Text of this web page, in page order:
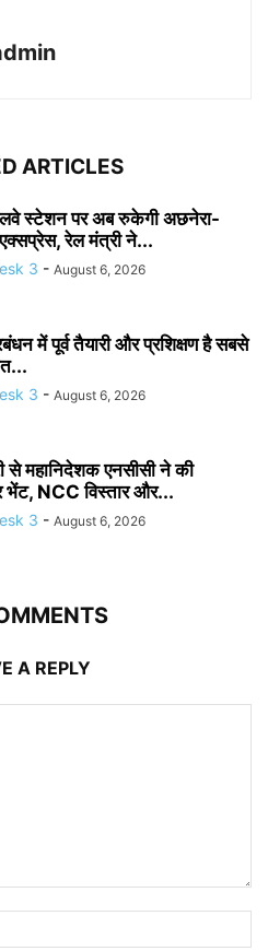
ARTICLES
स्टेशन पर अब रुकेगी अछनेरा-
रेल मंत्री ने...
3 - August 6, 2026
में पूर्व तैयारी और प्रशिक्षण है सबसे
3 - August 6, 2026
से महानिदेशक एनसीसी ने की
भेंट, NCC विस्तार और...
3 - August 6, 2026
A REPLY